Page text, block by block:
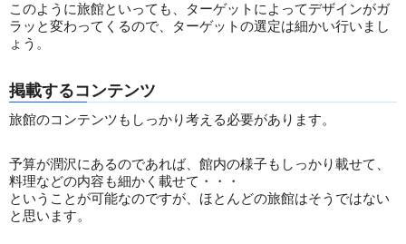
このように旅館といっても、ターゲットによってデザインがガ
ラッと変わってくるので、ターゲットの選定は細かい行いまし
ょう。
掲載するコンテンツ
旅館のコンテンツもしっかり考える必要があります。
予算が潤沢にあるのであれば、館内の様子もしっかり載せて、
料理などの内容も細かく載せて・・・
ということが可能なのですが、ほとんどの旅館はそうではない
と思います。